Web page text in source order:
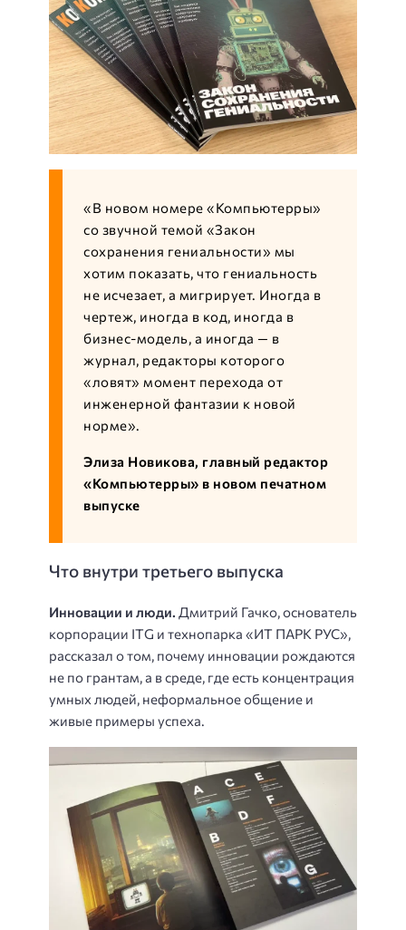
«В новом номере «Компьютерры»
со звучной темой «Закон
сохранения гениальности» мы
хотим показать, что гениальность
не исчезает, а мигрирует. Иногда в
чертеж, иногда в код, иногда в
бизнес-модель, а иногда — в
журнал, редакторы которого
«ловят» момент перехода от
инженерной фантазии к новой
норме».
Элиза Новикова, главный редактор
«Компьютерры» в новом печатном
выпуске
Что внутри третьего выпуска
Инновации и люди. Дмитрий Гачко, основатель
корпорации ITG и технопарка «ИТ ПАРК РУС»,
рассказал о том, почему инновации рождаются
не по грантам, а в среде, где есть концентрация
умных людей, неформальное общение и
живые примеры успеха.